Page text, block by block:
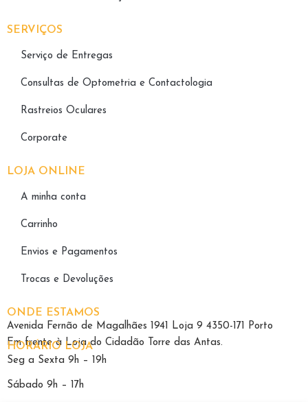
SERVIÇOS
Serviço de Entregas
Consultas de Optometria e Contactologia​
Rastreios Oculares
Corporate
LOJA ONLINE
A minha conta
Carrinho
Envios e Pagamentos
Trocas e Devoluções
ONDE ESTAMOS
Avenida Fernão de Magalhães 1941 Loja 9 4350-171 Porto
Em frente à Loja do Cidadão Torre das Antas.
HORÁRIO LOJA
Seg a Sexta 9h – 19h
Sábado 9h – 17h